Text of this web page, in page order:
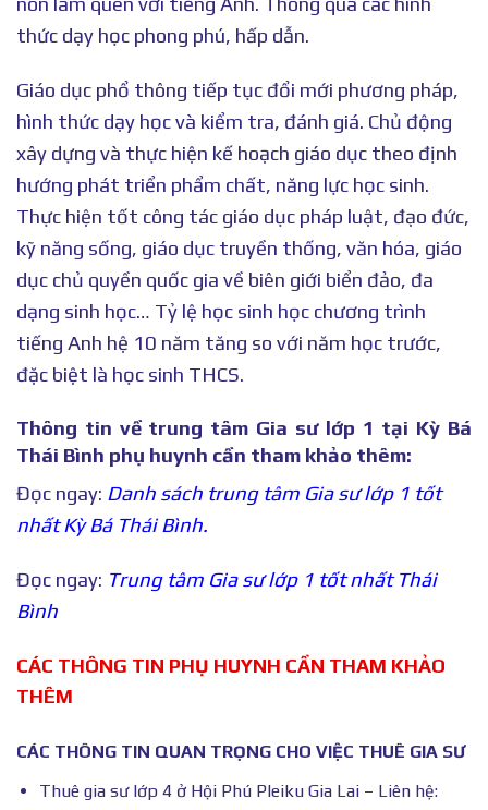
thức dạy học phong phú, hấp dẫn.
Giáo dục phổ thông tiếp tục đổi mới phương pháp,
hình thức dạy học và kiểm tra, đánh giá. Chủ động
xây dựng và thực hiện kế hoạch giáo dục theo định
hướng phát triển phẩm chất, năng lực học sinh.
Thực hiện tốt công tác giáo dục pháp luật, đạo đức,
kỹ năng sống, giáo dục truyền thống, văn hóa, giáo
dục chủ quyền quốc gia về biên giới biển đảo, đa
dạng sinh học… Tỷ lệ học sinh học chương trình
tiếng Anh hệ 10 năm tăng so với năm học trước,
đặc biệt là học sinh THCS.
Thông tin về trung tâm Gia sư lớp 1 tại Kỳ Bá
Thái Bình phụ huynh cần tham khảo thêm:
Đọc ngay: Danh sách trung tâm Gia sư lớp 1 tốt
nhất Kỳ Bá Thái Bình.
Đọc ngay: Trung tâm Gia sư lớp 1 tốt nhất Thái
Bình
CÁC THÔNG TIN PHỤ HUYNH CẦN THAM KHẢO
THÊM
CÁC THÔNG TIN QUAN TRỌNG CHO VIỆC THUÊ GIA SƯ
Thuê gia sư lớp 4 ở Hội Phú Pleiku Gia Lai – Liên hệ: